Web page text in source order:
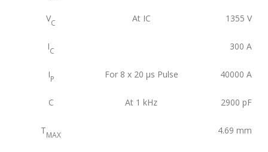
VC At IC 1355 V
IC 300 A
IP For 8 x 20 μs Pulse 40000 A
C At 1 kHz 2900 pF
TMAX 4.69 mm